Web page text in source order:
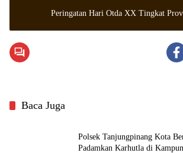
Peringatan Hari Otda XX Tingkat
Baca Juga
Polsek Tanjungpinang Kota
Padamkan Karhutla di